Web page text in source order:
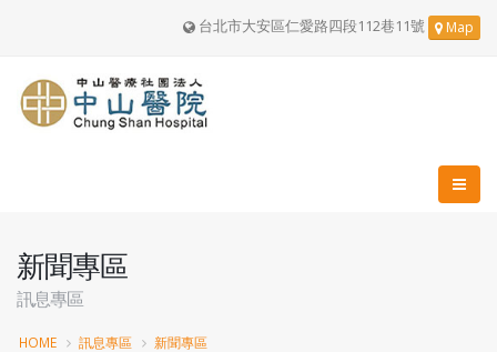
台北市大安區仁愛路四段112巷11號 Map
新聞專區
訊息專區
HOME 訊息專區
新聞專區